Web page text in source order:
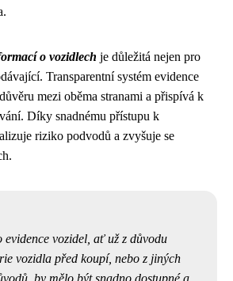
o vozidlech je důležitá nejen pro
Transparentní systém evidence
mezi oběma stranami a přispívá k
Díky snadnému přístupu k
riziko podvodů a zvyšuje se
evidence vozidel, ať už z důvodu
vozidla před koupí, nebo z jiných
by mělo být snadno dostupné a